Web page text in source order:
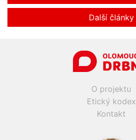
Další články
O projektu
Etický kodex
Kontakt